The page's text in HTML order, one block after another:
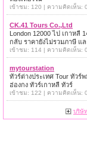
เข้าชม: 120 | ความคิดเห็น: 0
CK.41 Tours Co.,Ltd
London 12000 ไป เกาหลี
กลับ ราคายังไม่รวมภาษี แล
เข้าชม: 114 | ความคิดเห็น: 0
mytourstation
ทัวร์ต่างประเทศ Tour ทัวร์
ฮ่องกง ทัวร์เกาหลี ทัวร์
เข้าชม: 122 | ความคิดเห็น: 0
บริษั